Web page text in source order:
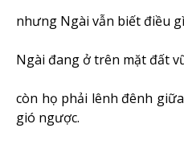
nhưng Ngài vẫn biết điều
Ngài đang ở trên mặt đất
còn họ phải lênh đênh
gió ngược.